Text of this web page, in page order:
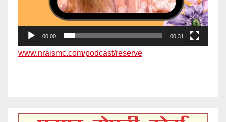
00:00 00:31
www.nraismc.com/podcast/reserve